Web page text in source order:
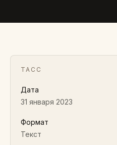
ТАСС
Дата
31 января 2023
Формат
Текст